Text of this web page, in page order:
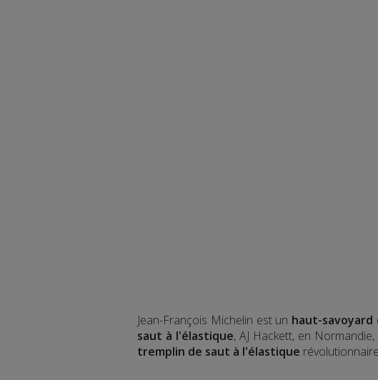
Jean-François Michelin est un haut-savoyard
saut à l'élastique, AJ Hackett, en
tremplin de saut à l'élastique